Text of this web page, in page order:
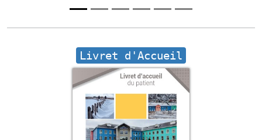
Livret d'Accueil